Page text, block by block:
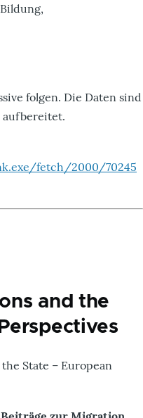
folgen. Die Daten sind
aufbereitet.
fetch/2000/70245
and the
State – European